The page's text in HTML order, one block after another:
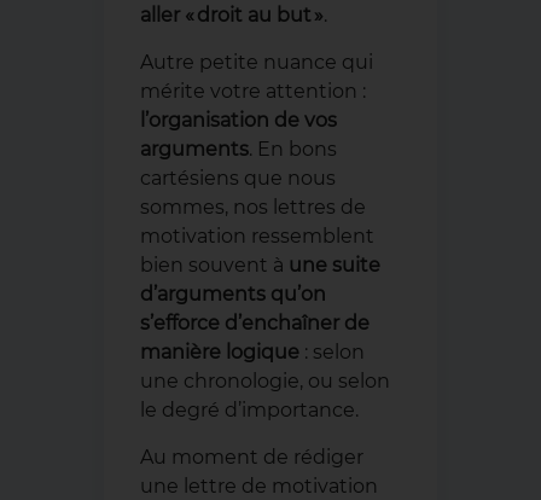
aller « droit au but ».
Autre petite nuance qui
mérite votre attention :
l’organisation de vos
arguments. En bons
cartésiens que nous
sommes, nos lettres de
motivation ressemblent
bien souvent à une suite
d’arguments qu’on
s’efforce d’enchaîner de
manière logique : selon
une chronologie, ou selon
le degré d’importance.
Au moment de rédiger
une lettre de motivation